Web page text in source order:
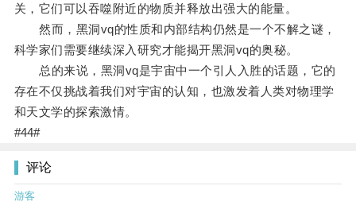
关，它们可以吞噬附近的物质并释放出强大的能量。
然而，黑洞vq的性质和内部结构仍然是一个不解之谜，
科学家们需要继续深入研究才能揭开黑洞vq的奥秘。
总的来说，黑洞vq是宇宙中一个引人入胜的话题，它的
存在不仅挑战着我们对宇宙的认知，也激发着人类对物理学
和天文学的探索激情。
#44#
评论
游客